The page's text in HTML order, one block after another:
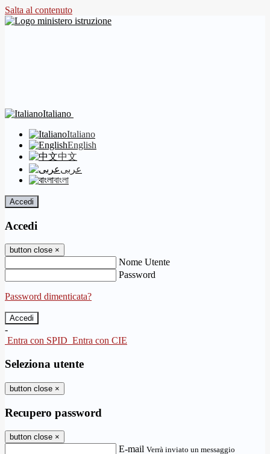
Salta al contenuto
Italiano
Italiano
English
中文
عربى
বাংলা
Accedi
Accedi
button close ×
Nome Utente
Password
Password dimenticata?
-
Entra con SPID Entra con CIE
Seleziona utente
button close ×
Recupero password
button close ×
E-mail Verrà inviato un messaggio